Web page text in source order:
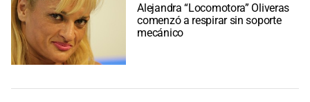
Alejandra “Locomotora” Oliveras
comenzó a respirar sin soporte
mecánico